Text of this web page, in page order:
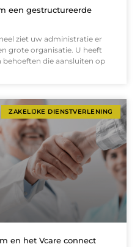
een gestructureerde
ziet uw administratie er
grote organisatie. U heeft
behoeften die aansluiten op
ZAKELIJKE DIENSTVERLENING
en het Vcare connect